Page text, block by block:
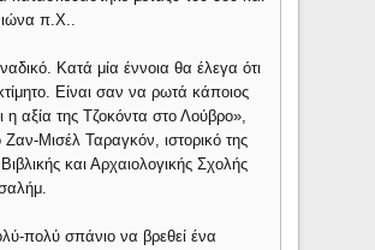
π.Χ..
Κατά μία έννοια θα έλεγα ότι
Είναι σαν να ρωτά κάποιος
η αξία της Τζοκόντα στο Λούβρο»,
Μισέλ Ταραγκόν, ιστορικό της
και Αρχαιολογικής Σχολής
πολύ σπάνιο να βρεθεί ένα